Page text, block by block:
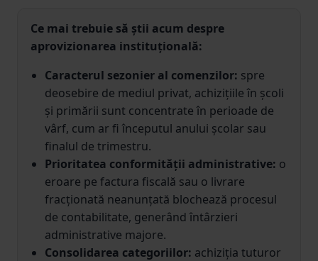
Ce mai trebuie să știi acum despre
aprovizionarea instituțională:
Caracterul sezonier al comenzilor: spre
deosebire de mediul privat, achizițiile în școli
și primării sunt concentrate în perioade de
vârf, cum ar fi începutul anului școlar sau
finalul de trimestru.
Prioritatea conformității administrative: o
eroare pe factura fiscală sau o livrare
fracționată neanunțată blochează procesul
de contabilitate, generând întârzieri
administrative majore.
Consolidarea categoriilor: achiziția tuturor